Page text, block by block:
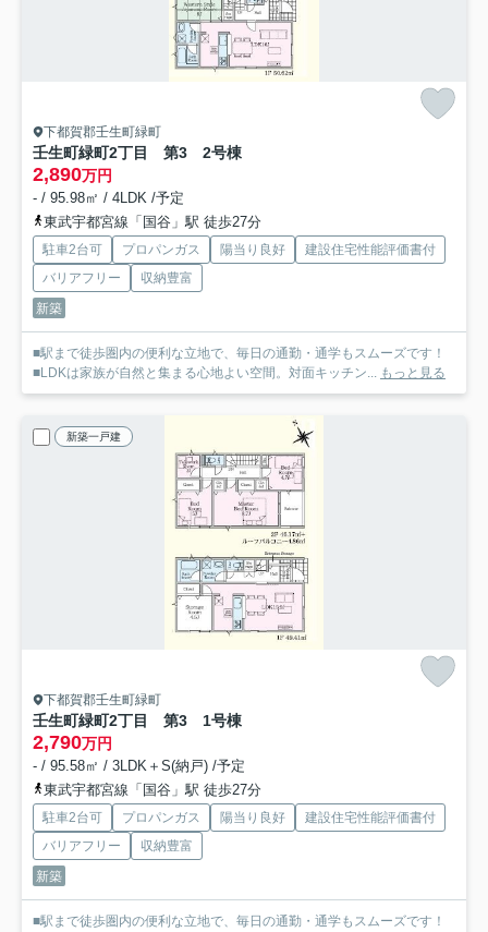
下都賀郡壬生町緑町
壬生町緑町2丁目 第3 2号棟
2,890万円
- / 95.98㎡ / 4LDK /予定
東武宇都宮線「国谷」駅 徒歩27分
駐車2台可 プロパンガス 陽当り良好
建設住宅性能評価書付
バリアフリー
収納豊富
新築
■駅まで徒歩圏内の便利な立地で、毎日の通勤・通学もスムーズです！
■LDKは家族が自然と集まる心地よい空間。対面キッチン... もっと見る
新築一戸建
下都賀郡壬生町緑町
壬生町緑町2丁目 第3 1号棟
2,790万円
- / 95.58㎡ / 3LDK＋S(納戸) /予定
東武宇都宮線「国谷」駅 徒歩27分
駐車2台可 プロパンガス 陽当り良好
建設住宅性能評価書付
バリアフリー
収納豊富
新築
■駅まで徒歩圏内の便利な立地で、毎日の通勤・通学もスムーズです！